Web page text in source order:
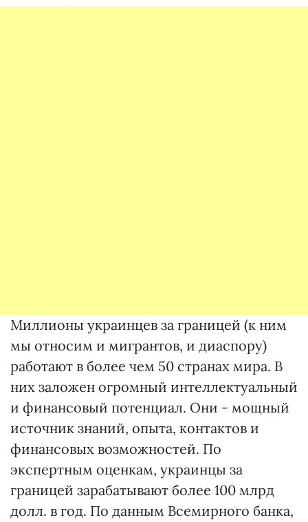
Миллионы украинцев за границей (к ним
мы относим и мигрантов, и диаспору)
работают в более чем 50 странах мира. В
них заложен огромный интеллектуальный
и финансовый потенциал. Они - мощный
источник знаний, опыта, контактов и
финансовых возможностей. По
экспертным оценкам, украинцы за
границей зарабатывают более 100 млрд
долл. в год. По данным Всемирного банка,